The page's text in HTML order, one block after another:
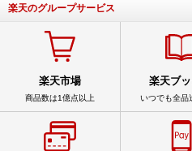
楽天のグループサービス
楽天市場
商品数は1億点以上
楽天ブ
いつでも全品